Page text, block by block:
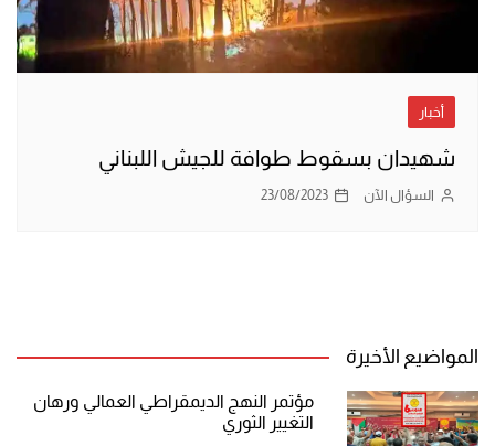
أخبار
شهيدان بسقوط طوافة للجيش اللبناني
السؤال الآن 23/08/2023
المواضيع الأخيرة
مؤتمر النهج الديمقراطي العمالي ورهان
التغيير الثوري